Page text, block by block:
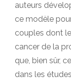
auteurs
ce modèle
couples dont
cancer de la
que, bien sûr,
dans les